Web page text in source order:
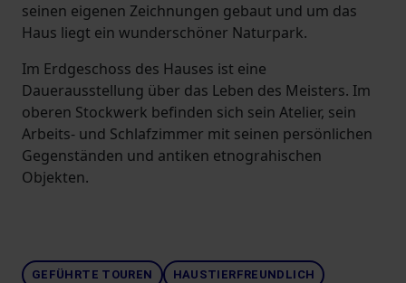
seinen eigenen Zeichnungen gebaut und um das
Haus liegt ein wunderschöner Naturpark.
Im Erdgeschoss des Hauses ist eine
Dauerausstellung über das Leben des Meisters. Im
oberen Stockwerk befinden sich sein Atelier, sein
Arbeits- und Schlafzimmer mit seinen persönlichen
Gegenständen und antiken etnograhischen
Objekten.
GEFÜHRTE TOUREN HAUSTIERFREUNDLICH